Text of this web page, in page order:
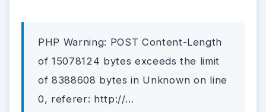
PHP Warning: POST Content-Length
of 15078124 bytes exceeds the limit
of 8388608 bytes in Unknown on line
0, referer: http://…